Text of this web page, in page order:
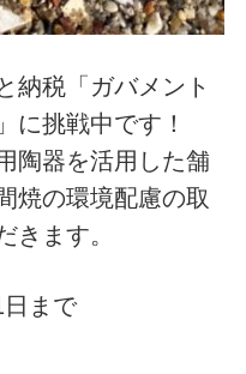
納税「ガバメント
に挑戦中です！
陶器を活用した舗
焼の環境配慮の取
きます。
まで